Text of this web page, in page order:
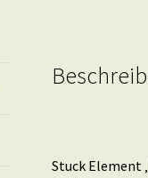
Stuck Element